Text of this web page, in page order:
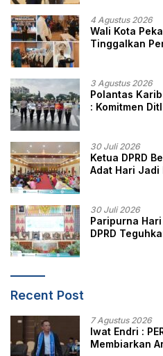
4 Agustus 2026
Wali Kota
Tinggalkan
3 Agustus 2026
Polantas
: Komitmen
30 Juli 2026
Ketua DPRD
Adat Hari Jadi
30 Juli 2026
Paripurna
DPRD
Recent Post
7 Agustus 2026
Iwat Endri :
Membiarkan